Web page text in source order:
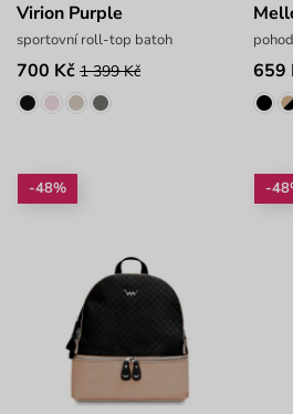
Virion Purple
sportovní roll-top batoh
700 Kč 1 399 Kč 659
-48% -